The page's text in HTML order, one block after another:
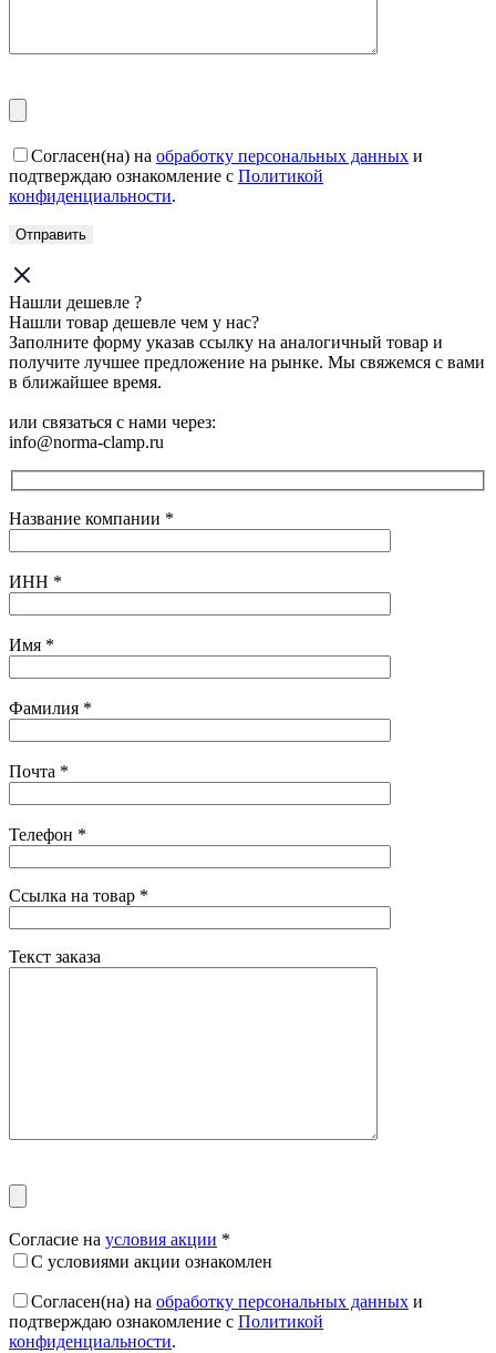
Согласен(на) на обработку персональных данных и
подтверждаю ознакомление с Политикой
конфиденциальности.
Нашли дешевле ?
Нашли товар дешевле чем у нас?
Заполните форму указав ссылку на аналогичный товар и
получите лучшее предложение на рынке. Мы свяжемся с вами
в ближайшее время.
или связаться с нами через:
info@norma-clamp.ru
Название компании *
ИНН *
Имя *
Фамилия *
Почта *
Телефон *
Ссылка на товар *
Текст заказа
Согласие на условия акции *
С условиями акции ознакомлен
Согласен(на) на обработку персональных данных и
подтверждаю ознакомление с Политикой
конфиденциальности.